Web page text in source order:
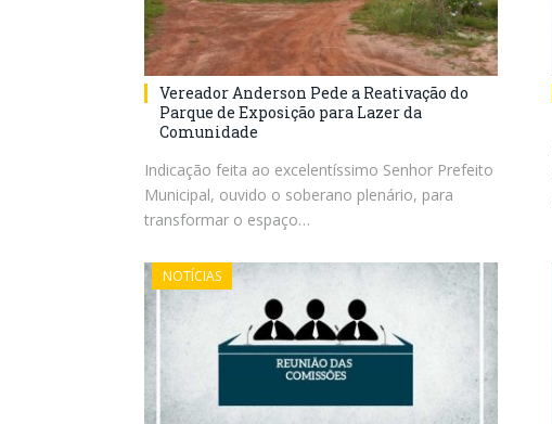
Vereador Anderson Pede a Reativação do
Parque de Exposição para Lazer da
Comunidade
Indicação feita ao excelentíssimo Senhor Prefeito
Municipal, ouvido o soberano plenário, para
transformar o espaço…
NOTÍCIAS